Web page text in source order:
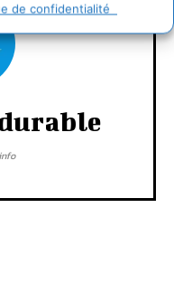
de confidentialité